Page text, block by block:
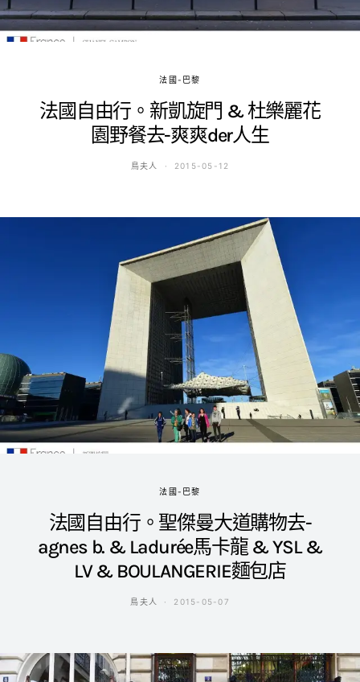
法國-巴黎
法國自由行。新凱旋門 & 杜樂麗花
園野餐去-爽爽der人生
鳥夫人 2015-05-12
法國-巴黎
法國自由行。聖傑曼大道購物去-
agnes b. & Ladurée馬卡龍 & YSL &
LV & BOULANGERIE麵包店
鳥夫人 2015-05-07